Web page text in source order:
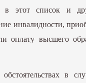
в этот список и
инвалидности,
оплату высшего
в